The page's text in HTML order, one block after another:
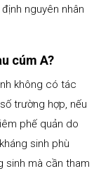
nguyên nhân
cúm A?
không có tác
trường hợp, nếu
phế quản do
sinh phù
sinh mà cần tham